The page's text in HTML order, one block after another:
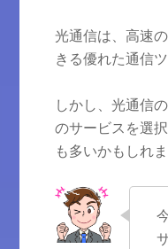
光通信は、高速
きる優れた通信ツ
しかし、光通信
のサービスを選
も多いかもしれま